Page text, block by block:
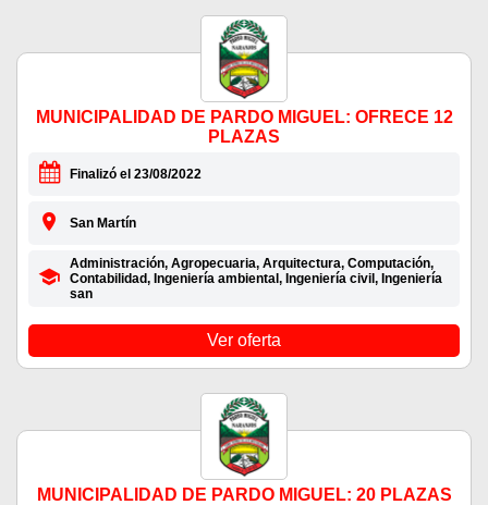
MUNICIPALIDAD DE PARDO MIGUEL: OFRECE 12
PLAZAS
Finalizó el 23/08/2022
San Martín
Administración, Agropecuaria, Arquitectura, Computación,
Contabilidad, Ingeniería ambiental, Ingeniería civil, Ingeniería
san
Ver oferta
MUNICIPALIDAD DE PARDO MIGUEL: 20 PLAZAS